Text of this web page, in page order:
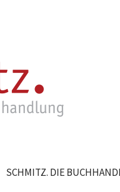
SCHMITZ. DIE